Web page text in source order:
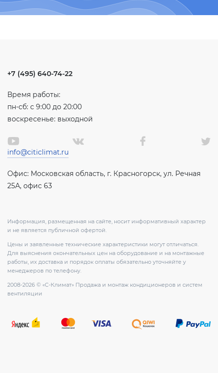
+7 (495) 640-74-22
Время работы:
пн-сб: с 9:00 до 20:00
воскресенье: выходной
info@citiclimat.ru
Офис: Московская область, г. Красногорск, ул. Речная
25А, офис 63
Информация, размещенная на сайте, носит информативный характер
и не является публичной офертой.
Цены и заявленные технические характеристики могут отличаться.
Для выяснения окончательных цен на оборудование и на монтажные
работы, их доставка и порядок оплаты обязательно уточняйте у
менеджеров по телефону.
2008-2026 © «С-Климат» Продажа и монтаж кондиционеров и систем
вентиляции